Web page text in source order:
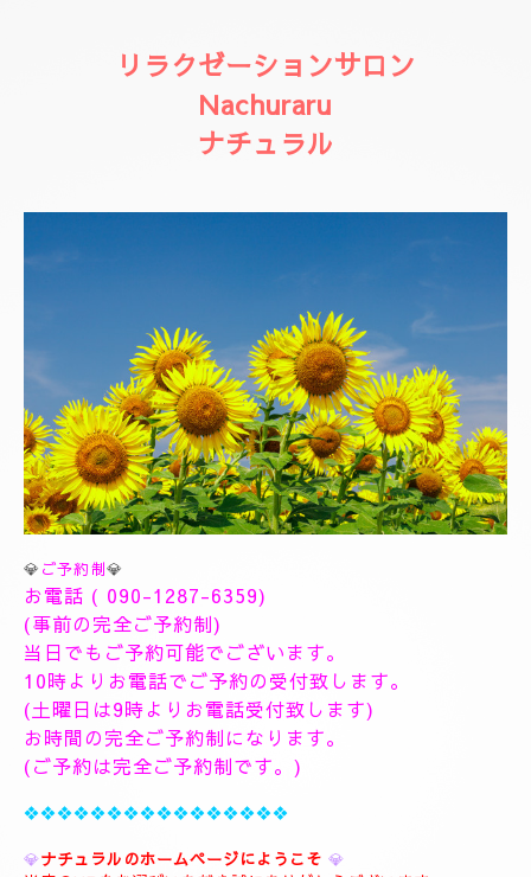
リラクゼーションサロン
Nachuraru
ナチュラル